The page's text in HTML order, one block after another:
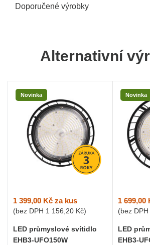
Doporučené výrobky
Alternativní
Novinka
1 399,00 Kč za kus
(bez DPH 1 156,20 Kč)
LED průmyslové svítidlo
EHB3-UFO150W
Novinka
1 699,00
(bez DPH
LED
EHB3-